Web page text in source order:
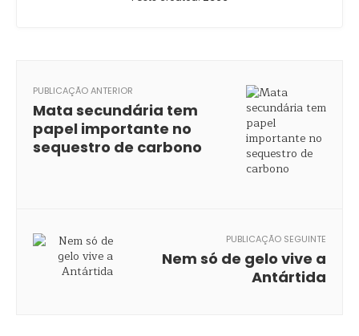
PUBLICAÇÃO ANTERIOR
Mata secundária tem
papel importante no
sequestro de carbono
PUBLICAÇÃO SEGUINTE
Nem só de gelo vive a
Antártida